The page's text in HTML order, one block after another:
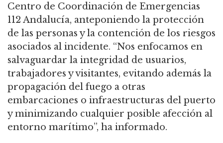
Centro de Coordinación de Emergencias
112 Andalucía, anteponiendo la protección
de las personas y la contención de los riesgos
asociados al incidente. “Nos enfocamos en
salvaguardar la integridad de usuarios,
trabajadores y visitantes, evitando además la
propagación del fuego a otras
embarcaciones o infraestructuras del puerto
y minimizando cualquier posible afección al
entorno marítimo”, ha informado.